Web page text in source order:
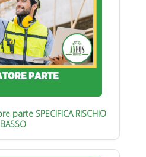
parte SPECIFICA RISCHIO
BASSO